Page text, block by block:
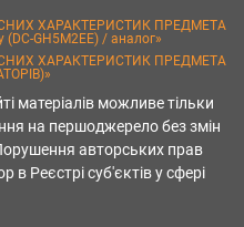
ХАРАКТЕРИСТИК ПРЕДМЕТА
(DC-GH5M2EE) / аналог»
ХАРАКТЕРИСТИК ПРЕДМЕТА
матеріалів можливе тільки
на першоджерело без змін
авторських прав
в Реєстрі суб'єктів у сфері